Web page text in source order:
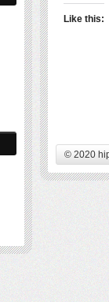
Like this:
© 2020